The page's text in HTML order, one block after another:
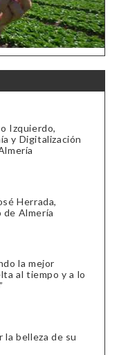
Izquierdo,
y Digitalización
Herrada,
Almería
la mejor
al tiempo y a lo
la belleza de su